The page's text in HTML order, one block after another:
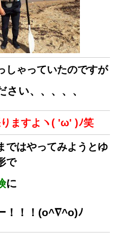
しゃっていたのですが
い、、、、、
ますよヽ( 'ω' )ﾉ笑
ではやってみようとゆ
で
に
！！！(o^∇^o)ﾉ